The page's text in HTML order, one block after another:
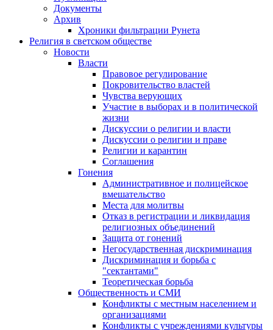
Документы
Архив
Хроники фильтрации Рунета
Религия в светском обществе
Новости
Власти
Правовое регулирование
Покровительство властей
Чувства верующих
Участие в выборах и в политической
жизни
Дискуссии о религии и власти
Дискуссии о религии и праве
Религии и карантин
Соглашения
Гонения
Административное и полицейское
вмешательство
Места для молитвы
Отказ в регистрации и ликвидация
религиозных объединений
Защита от гонений
Негосударственная дискриминация
Дискриминация и борьба с
"сектантами"
Теоретическая борьба
Общественность и СМИ
Конфликты с местным населением и
организациями
Конфликты с учреждениями культуры